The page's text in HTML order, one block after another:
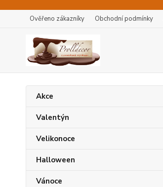
Ověřeno zákazníky Obchodní podmínky
Akce
Valentýn
Velikonoce
Halloween
Vánoce